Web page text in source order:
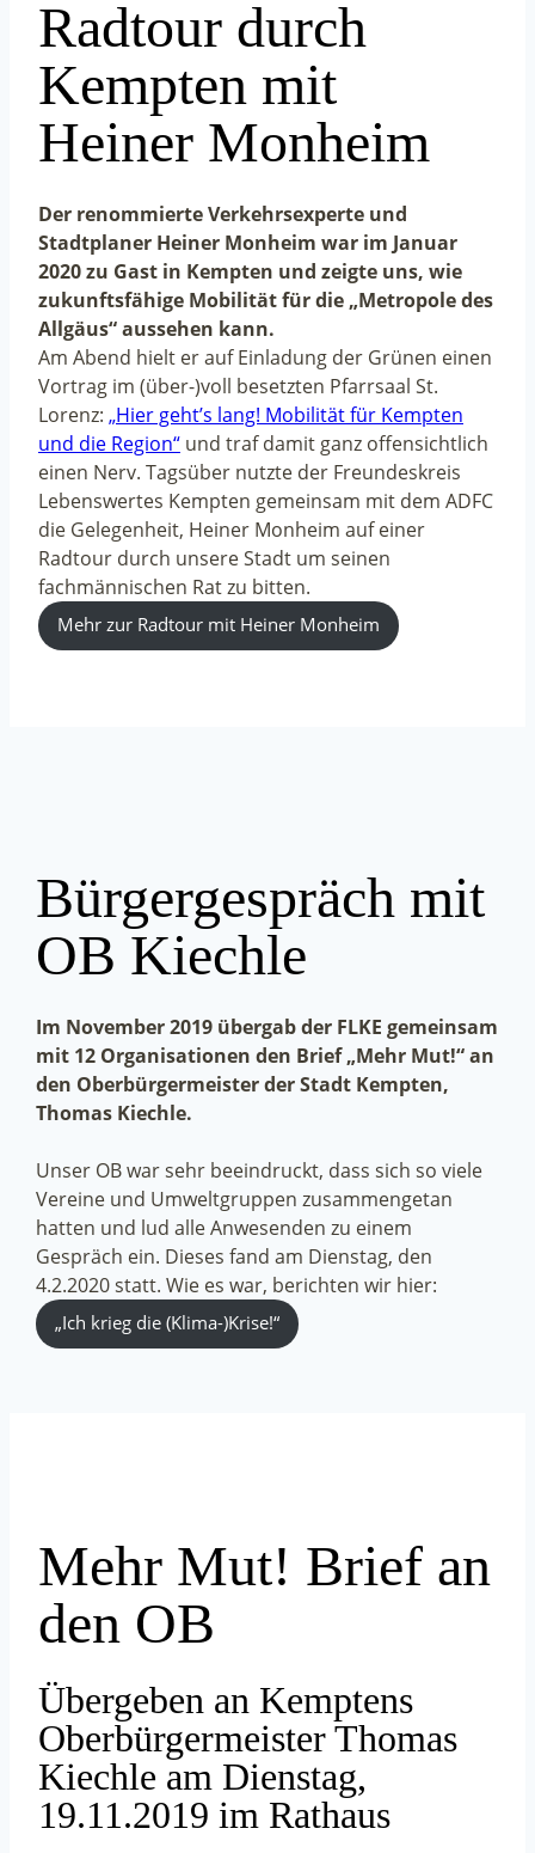
Radtour durch
Kempten mit
Heiner Monheim
Der renommierte Verkehrsexperte und
Stadtplaner Heiner Monheim war im Januar
2020 zu Gast in Kempten und zeigte uns, wie
zukunftsfähige Mobilität für die „Metropole des
Allgäus“ aussehen kann.
Am Abend hielt er auf Einladung der Grünen einen
Vortrag im (über-)voll besetzten Pfarrsaal St.
Lorenz: „Hier geht’s lang! Mobilität für Kempten
und die Region“ und traf damit ganz offensichtlich
einen Nerv. Tagsüber nutzte der Freundeskreis
Lebenswertes Kempten gemeinsam mit dem ADFC
die Gelegenheit, Heiner Monheim auf einer
Radtour durch unsere Stadt um seinen
fachmännischen Rat zu bitten.
Mehr zur Radtour mit Heiner Monheim
Bürgergespräch mit
OB Kiechle
Im November 2019 übergab der FLKE gemeinsam
mit 12 Organisationen den Brief „Mehr Mut!“ an
den Oberbürgermeister der Stadt Kempten,
Thomas Kiechle.
Unser OB war sehr beeindruckt, dass sich so viele
Vereine und Umweltgruppen zusammengetan
hatten und lud alle Anwesenden zu einem
Gespräch ein. Dieses fand am Dienstag, den
4.2.2020 statt. Wie es war, berichten wir hier:
„Ich krieg die (Klima-)Krise!“
Mehr Mut! Brief an
den OB
Übergeben an Kemptens
Oberbürgermeister Thomas
Kiechle am Dienstag,
19.11.2019 im Rathaus